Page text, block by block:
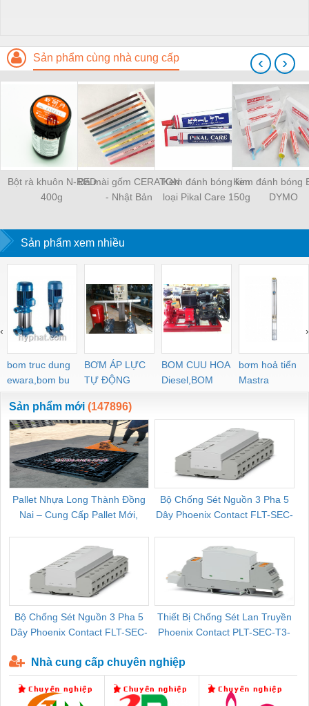
Sản phẩm cùng nhà cung cấp
Bột rà khuôn N-RED
400g
Đá mài gốm CERATON
- Nhật Bản
Kem đánh bóng kim
loại Pikal Care 150g
Kem đánh bóng
DYMO
‹ ›
Sản phẩm xem nhiều
bom truc dung
ewara,bom bu
ewara
BƠM ÁP LỰC
TỰ ĐỘNG
BOM CUU HOA
Diesel,BOM
CHUA CHAY
bơm hoả tiển
Mastra
‹ ›
Sản phẩm mới (147896)
Pallet Nhựa Long Thành Đồng
Nai – Cung Cấp Pallet Mới,
Bộ Chống Sét Nguồn 3 Pha 5
Dây Phoenix Contact FLT-SEC-
Bộ Chống Sét Nguồn 3 Pha 5
Dây Phoenix Contact FLT-SEC-
Thiết Bị Chống Sét Lan Truyền
Phoenix Contact PLT-SEC-T3-
Nhà cung cấp chuyên nghiệp